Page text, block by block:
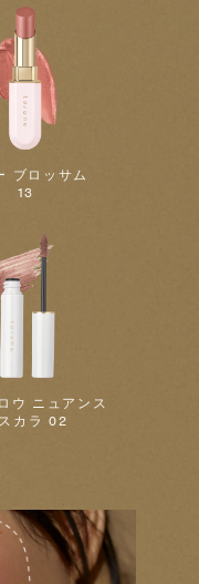
ブロッサム
13
ウ ニュアンス
カラ 02